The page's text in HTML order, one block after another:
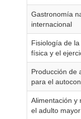
Gastronomía
internacional
Fisiología de la
física y el
Producción de
para el
Alimentación y
el adulto mayor